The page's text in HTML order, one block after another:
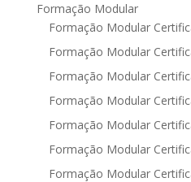
Formação Modular
Formação Modular
Formação Modular
Formação Modular
Formação Modular
Formação Modular
Formação Modular
Formação Modular